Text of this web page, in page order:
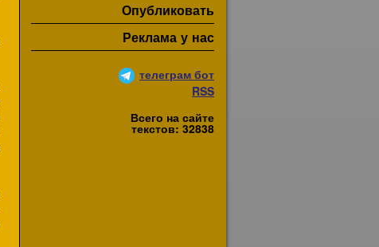
Опубликовать
Реклама у нас
телеграм бот
RSS
Всего на сайте
текстов: 32838